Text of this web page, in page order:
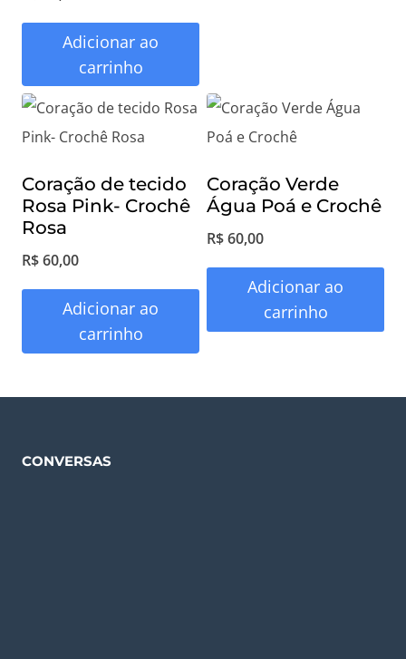
Adicionar ao
carrinho
Coração de tecido
Rosa Pink- Crochê
Rosa
R$60,00
Adicionar ao
carrinho
Coração Verde
Água Poá e Crochê
R$60,00
Adicionar ao
carrinho
CONVERSAS